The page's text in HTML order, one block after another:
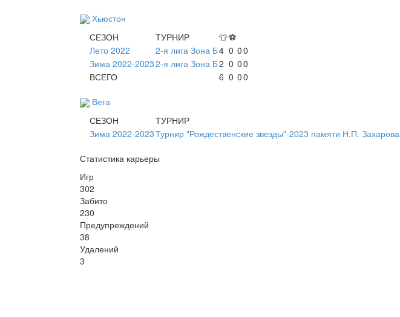
Хьюстон
СЕЗОН
ТУРНИР 👕⚽
Лето 2022
2-я лига Зона Б4 0 00
Зима 2022-20232-я лига Зона Б2 0 00
ВСЕГО
6 0 00
Вега
СЕЗОН
ТУРНИР
Зима 2022-2023Турнир "Рождественские звезды"-2023 памяти Н.П. Захарова
Статистика карьеры
Игр
302
Забито
230
Предупреждений
38
Удалений
3